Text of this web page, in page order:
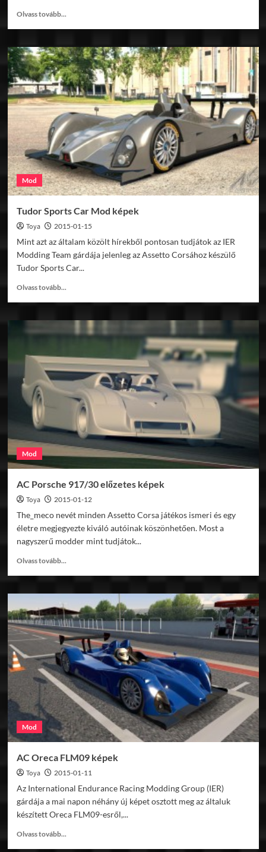
Olvass tovább...
AC
BMW
320i
STW
1998
screenshot
Mod
Tudor Sports Car Mod képek
Toya 2015-01-15
Mint azt az általam közölt hírekből pontosan tudjátok az IER
Modding Team gárdája jelenleg az Assetto Corsához készülő
Tudor Sports Car...
Olvass tovább...
Tudor
képek
Mod
AC Porsche 917/30 előzetes képek
Toya 2015-01-12
The_meco nevét minden Assetto Corsa játékos ismeri és egy
életre megjegyezte kiváló autóinak köszönhetően. Most a
nagyszerű modder mint tudjátok...
Olvass tovább...
AC
Porsche
917/30
előzetes
képek
Mod
AC Oreca FLM09 képek
Toya 2015-01-11
Az International Endurance Racing Modding Group (IER)
gárdája a mai napon néhány új képet osztott meg az általuk
készített Oreca FLM09-esről,...
Olvass tovább...